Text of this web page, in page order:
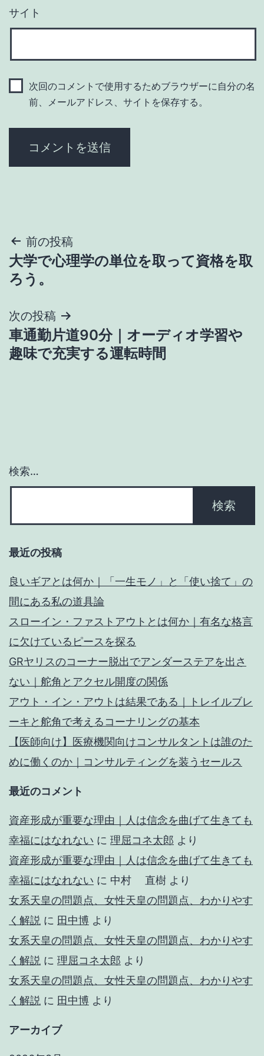
サイト
次回のコメントで使用するためブラウザーに自分の名
前、メールアドレス、サイトを保存する。
投
稿
ビ
ゲ
ン
前の投稿
大学で心理学の単位を取って資格を取
ろう。
次の投稿
車通勤片道90分｜オーディオ学習や
趣味で充実する運転時間
検索…
最近の投稿
良いギアとは何か｜「一生モノ」と「使い捨て」の
間にある私の道具論
スローイン・ファストアウトとは何か｜有名な格言
に欠けているピースを探る
GRヤリスのコーナー脱出でアンダーステアを出さ
ない｜舵角とアクセル開度の関係
アウト・イン・アウトは結果である｜トレイルブレ
ーキと舵角で考えるコーナリングの基本
【医師向け】医療機関向けコンサルタントは誰のた
めに働くのか｜コンサルティングを装うセールス
最近のコメント
資産形成が重要な理由｜人は信念を曲げて生きても
幸福にはなれない に 理屈コネ太郎 より
資産形成が重要な理由｜人は信念を曲げて生きても
幸福にはなれない に 中村 直樹 より
女系天皇の問題点、女性天皇の問題点、わかりやす
く解説 に 田中博 より
女系天皇の問題点、女性天皇の問題点、わかりやす
く解説 に 理屈コネ太郎 より
女系天皇の問題点、女性天皇の問題点、わかりやす
く解説 に 田中博 より
アーカイブ